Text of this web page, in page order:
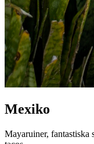
Mexiko
Mayaruiner, fantastiska